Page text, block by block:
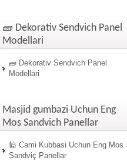
🧱 Dekorativ Sendvich Panel
Modellari
🧱 Dekorativ Sendvich Panel
Modellari
Masjid gumbazi Uchun Eng
Mos Sandvich Panellar
🕌 Cami Kubbasi Uchun Eng Mos
Sandviç Panellar